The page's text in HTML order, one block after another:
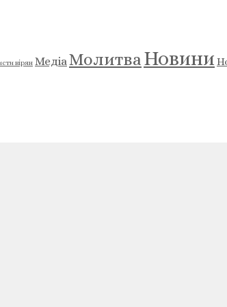
вірян Медіа Молитва Новини